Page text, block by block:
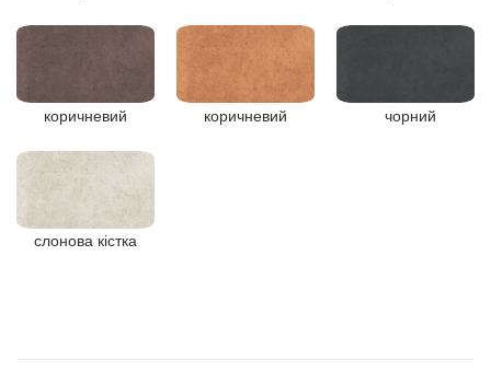
коричневий коричневий чорний
слонова кістка